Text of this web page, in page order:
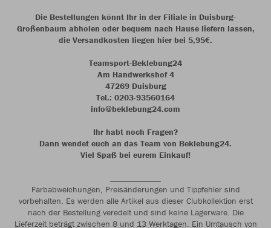
Die Bestellungen könnt Ihr in der Filiale in Duisburg-
Großenbaum abholen oder bequem nach Hause liefern lassen,
die Versandkosten liegen hier bei 5,95€.
Teamsport-Beklebung24
Am Handwerkshof 4
47269 Duisburg
Tel.: 0203-93560164
info@beklebung24.com
Ihr habt noch Fragen?
Dann wendet euch an das Team von Beklebung24.
Viel Spaß bei eurem Einkauf!
Farbabweichungen, Preisänderungen und Tippfehler sind
vorbehalten. Es werden alle Artikel aus dieser Clubkollektion erst
nach der Bestellung veredelt und sind keine Lagerware. Die
Lieferzeit beträgt zwischen 8 und 13 Werktagen. Ein Umtausch von